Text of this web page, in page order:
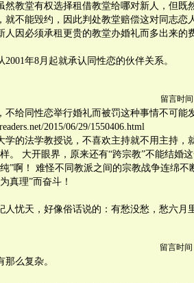
然教堂有权选择租借教堂给哪对新人，但既
就不能毁约，因此判处教堂赔偿这对同志恋
人因必须承租更贵的教堂办婚礼而多出来的
2001年8月起就承认同性恋的伙伴关系。
留言时间
不给同性恋举行婚礼而被罚这种事情不可能
2015/06/29/1550406.html
学的法学教授说，不喜欢主持就不用主持，
。 大开眼界，原来还有“跨宗教”不能结婚
”啊！ 难怪不同教派之间的宗教战争连绵不
真理”而奋斗！
人忧天，好像俗话说的：有愁没愁，愁六月
留言时间
那么复杂。